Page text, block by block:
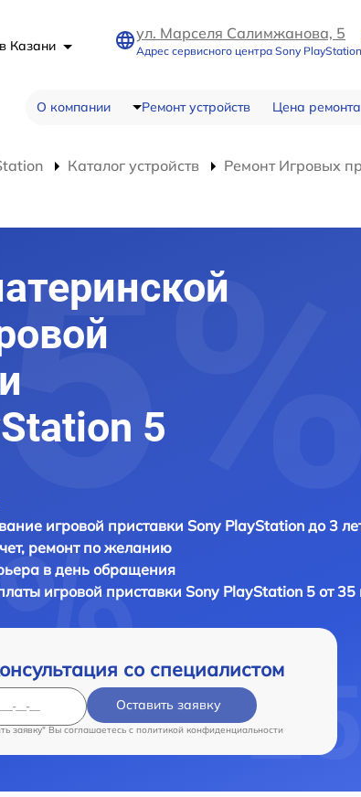
в Казани
ул. Марселя Салимжанова, 5
Адрес сервисного центра Sony PlayStation
О компании Ремонт устройств Цена ремонта
Каталог устройств Ремонт Игровых
5
игровой приставки Sony PlayStation до 3
ремонт по желанию
в день обращения
игровой приставки Sony PlayStation 5 от 35
со специалистом
Оставить заявку
заявку" Вы соглашаетесь c политикой конфиденциальности